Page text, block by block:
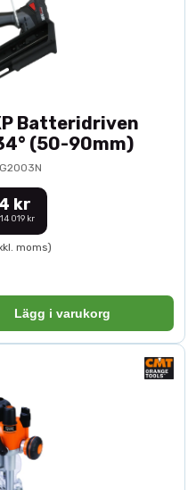
Batteridriven
(50-90mm)
kr
019 kr
moms)
Lägg i varukorg